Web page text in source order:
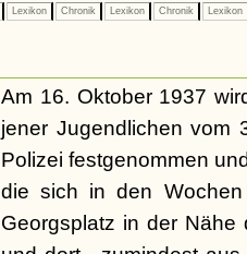
Lexikon Chronik Lexikon Chronik Lexikon
Am 16. Oktober 1937
jener Jugendlichen vom
Polizei festgenommen
die sich in den
Georgsplatz in der Nähe